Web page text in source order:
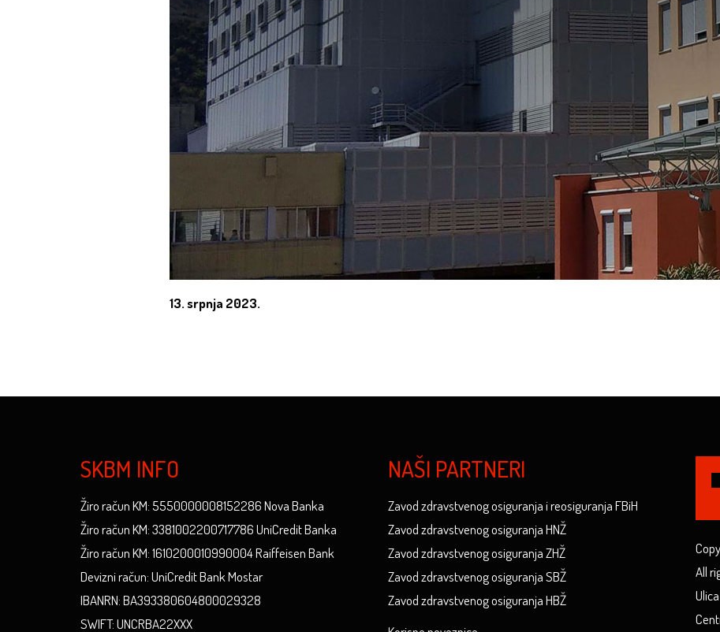
13. srpnja 2023.
SKBM INFO
Žiro račun KM: 5550000008152286 Nova Banka
Žiro račun KM: 3381002200717786 UniCredit Banka
Žiro račun KM: 1610200010990004 Raiffeisen Bank
Devizni račun: UniCredit Bank Mostar
IBANRN: BA393380604800029328
SWIFT: UNCRBA22XXX
NAŠI PARTNERI
Zavod zdravstvenog osiguranja i reosiguranja FBiH
Zavod zdravstvenog osiguranja HNŽ
Zavod zdravstvenog osiguranja ZHŽ
Zavod zdravstvenog osiguranja SBŽ
Zavod zdravstvenog osiguranja HBŽ
All